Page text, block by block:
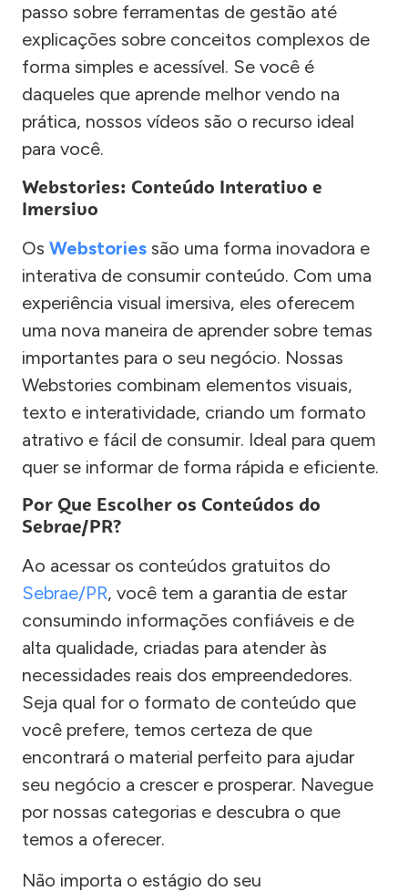
passo sobre ferramentas de gestão até
explicações sobre conceitos complexos de
forma simples e acessível. Se você é
daqueles que aprende melhor vendo na
prática, nossos vídeos são o recurso ideal
para você.
Webstories: Conteúdo Interativo e
Imersivo
Os Webstories são uma forma inovadora e
interativa de consumir conteúdo. Com uma
experiência visual imersiva, eles oferecem
uma nova maneira de aprender sobre temas
importantes para o seu negócio. Nossas
Webstories combinam elementos visuais,
texto e interatividade, criando um formato
atrativo e fácil de consumir. Ideal para quem
quer se informar de forma rápida e eficiente.
Por Que Escolher os Conteúdos do
Sebrae/PR?
Ao acessar os conteúdos gratuitos do
Sebrae/PR, você tem a garantia de estar
consumindo informações confiáveis e de
alta qualidade, criadas para atender às
necessidades reais dos empreendedores.
Seja qual for o formato de conteúdo que
você prefere, temos certeza de que
encontrará o material perfeito para ajudar
seu negócio a crescer e prosperar. Navegue
por nossas categorias e descubra o que
temos a oferecer.
Não importa o estágio do seu